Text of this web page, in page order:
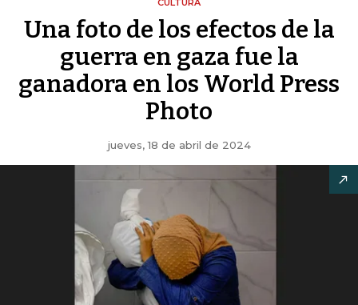
CULTURA
Una foto de los efectos de la
guerra en gaza fue la
ganadora en los World Press
Photo
jueves, 18 de abril de 2024